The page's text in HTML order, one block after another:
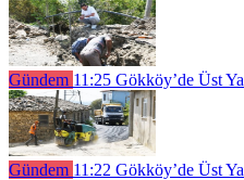
Gündem 11:25 Gökköy’de Üst
Gündem 11:22 Gökköy’de Üst